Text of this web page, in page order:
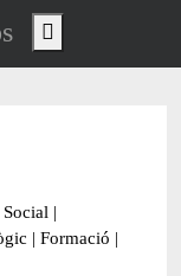
de
Show main menu
Social |
| Formació |